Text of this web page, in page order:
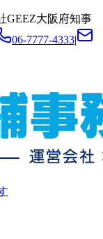
GEEZ大阪府知事
06-7777-4333|